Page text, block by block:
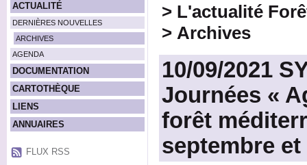
ACTUALITÉ
DERNIÈRES NOUVELLES
ARCHIVES
AGENDA
DOCUMENTATION
CARTOTHÈQUE
LIENS
ANNUAIRES
FLUX RSS
> L'actualité
> Archives
10/09/2021
Journées «
forêt
septembre